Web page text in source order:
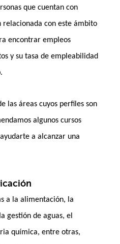
que cuentan con
con este ámbito
encontrar empleos
y su tasa de empleabilidad
las áreas cuyos perfiles son
algunos cursos
a alcanzar una
a la alimentación, la
gestión de aguas, el
química, entre otras,